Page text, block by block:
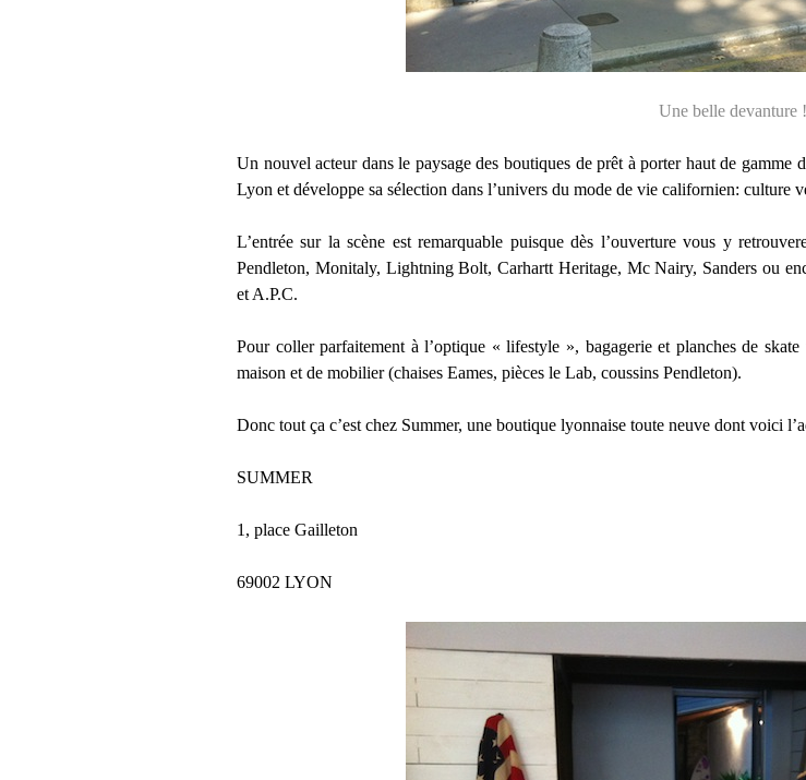
Une belle devanture !
Un nouvel acteur dans le paysage des boutiques de prêt à porter haut de
Lyon et développe sa sélection dans l’univers du mode de vie californien:
L’entrée sur la scène est remarquable puisque dès l’ouverture vous y
Pendleton, Monitaly, Lightning Bolt, Carhartt Heritage, Mc Nairy, Sanders ou
et A.P.C.
Pour coller parfaitement à l’optique « lifestyle », bagagerie et planches de
maison et de mobilier (chaises Eames, pièces le Lab, coussins Pendleton).
Donc tout ça c’est chez Summer, une boutique lyonnaise toute neuve dont voici
SUMMER
1, place Gailleton
69002 LYON